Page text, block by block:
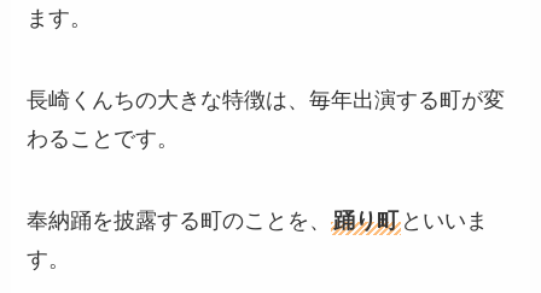
ます。
長崎くんちの大きな特徴は、毎年出演する町が変
わることです。
奉納踊を披露する町のことを、踊り町 といいま
す。